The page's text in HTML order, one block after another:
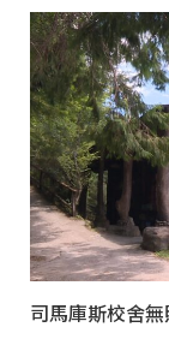
司馬庫斯校舍